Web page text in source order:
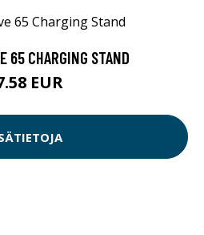
65 CHARGING STAND
EUR